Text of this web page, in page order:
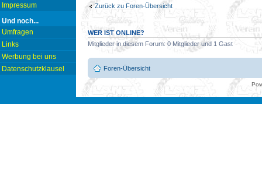
Impressum
Und noch...
Umfragen
Links
Werbung bei uns
Datenschutzklausel
Zurück zu Foren-Übersicht
WER IST ONLINE?
Mitglieder in diesem Forum: 0 Mitglieder und 1 Gast
Foren-Übersicht